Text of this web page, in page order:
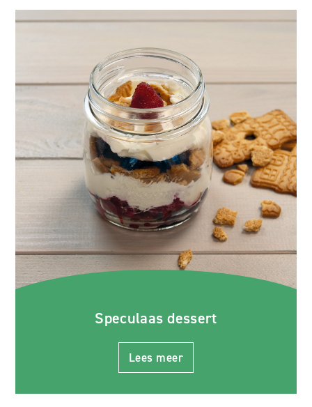
Speculaas dessert
Lees meer